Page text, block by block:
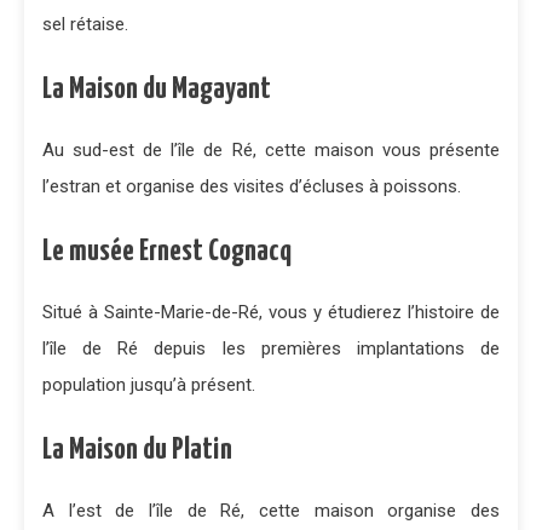
sel rétaise.
La Maison du Magayant
Au sud-est de l’île de Ré, cette maison vous présente
l’estran et organise des visites d’écluses à poissons.
Le musée Ernest Cognacq
Situé à Sainte-Marie-de-Ré, vous y étudierez l’histoire de
l’île de Ré depuis les premières implantations de
population jusqu’à présent.
La Maison du Platin
A l’est de l’île de Ré, cette maison organise des